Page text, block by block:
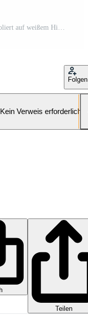
Folgen
Kein Verweis erforderlich
Teilen